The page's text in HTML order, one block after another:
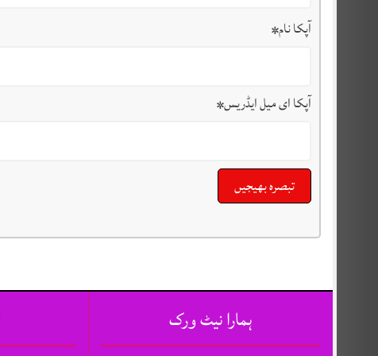
آپکا نام*
آپکا ای میل ایڈریس*
ہمارا نیٹ ورک